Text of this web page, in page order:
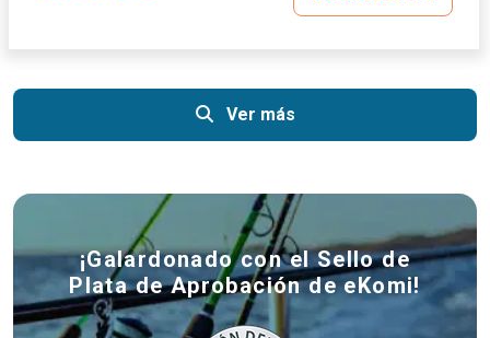
Ver más
¡Galardonado con el Sello de
Plata de Aprobación de eKomi!